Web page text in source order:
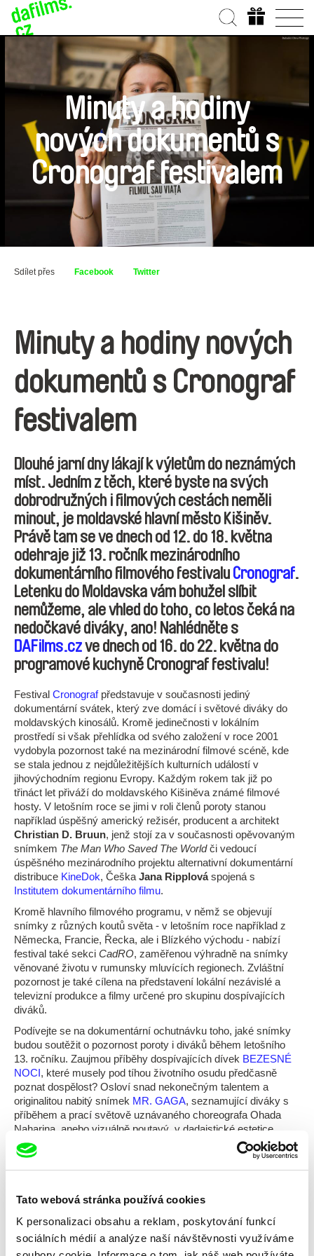
Tato webová stránka používá cookies
K personalizaci obsahu a reklam, poskytování funkcí
sociálních médií a analýze naší návštěvnosti využíváme
Minuty a hodiny
nových dokumentů s
Cronograf festivalem
Sdílet přes Facebook Twitter
Minuty a hodiny nových
dokumentů s Cronograf
festivalem
Dlouhé jarní dny lákají k výletům do neznámých
míst. Jedním z těch, které byste na svých
dobrodružných i filmových cestách neměli
minout, je moldavské hlavní město Kišiněv.
Právě tam se ve dnech od 12. do 18. května
odehraje již 13. ročník mezinárodního
dokumentárního filmového festivalu Cronograf.
Letenku do Moldavska vám bohužel slíbit
nemůžeme, ale vhled do toho, co letos čeká na
nedočkavé diváky, ano! Nahlédněte s
DAFilms.czve dnech od 16. do 22. května do
programové kuchyně Cronograf festivalu!
Festival Cronografpředstavuje v současnosti jediný
dokumentární svátek, který zve domácí i světové diváky do
moldavských kinosálů. Kromě jedinečnosti v lokálním
prostředí si však přehlídka od svého založení v roce 2001
vydobyla pozornost také na mezinárodní filmové scéně, kde
se stala jednou z nejdůležitějších kulturních událostí v
jihovýchodním regionu Evropy. Každým rokem tak již po
třináct let přiváží do moldavského Kišiněva známé filmové
hosty. V letošním roce se jimi v roli členů poroty stanou
například úspěšný americký režisér, producent a architekt
Christian D. Bruun, jenž stojí za v současnosti opěvovaným
snímkem The Man Who Saved The Worldči vedoucí
úspěšného mezinárodního projektu alternativní dokumentární
distribuce KineDok, Češka Jana Ripplováspojená s
Institutem dokumentárního filmu.
Kromě hlavního filmového programu, v němž se objevují
snímky z různých koutů světa - v letošním roce například z
Německa, Francie, Řecka, ale i Blízkého východu - nabízí
festival také sekci CadRO, zaměřenou výhradně na snímky
věnované životu v rumunsky mluvících regionech. Zvláštní
pozornost je také cílena na představení lokální nezávislé a
televizní produkce a filmy určené pro skupinu dospívajících
diváků.
Podívejte se na dokumentární ochutnávku toho, jaké snímky
budou soutěžit o pozornost poroty i diváků během letošního
13. ročníku. Zaujmou příběhy dospívajících dívek BEZESNÉ
NOCI, které musely pod tíhou životního osudu předčasně
poznat dospělost? Osloví snad nekonečným talentem a
originalitou nabitý snímek MR. GAGA, seznamující diváky s
příběhem a prací světově uznávaného choreografa Ohada
Naharina, anebo vizuálně poutavý, v dadaistické estetice
vyprávěný dokument
, odkazující k historii
rumunských Židů? Myslíte, že ztichlé kinosály uhrane
bezeslovná impresionistická esejMOMENTS OF SILENCE,
DE MOVILE? Dozvíme se na konci festivalu 18. května!